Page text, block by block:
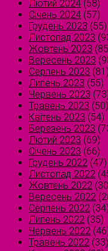
Лютий 2024 (58)
Січень 2024 (57)
Грудень 2023 (55)
Листопад 2023
Жовтень 2023
Вересень 2023
Серпень 2023 (81)
Липень 2023 (55)
Червень 2023
Травень 2023 (50)
Квітень 2023 (54)
Березень 2023
Лютий 2023 (69)
Січень 2023 (66)
Грудень 2022 (47)
Листопад 2022
Жовтень 2022
Вересень 2022
Серпень 2022 (34)
Липень 2022 (35)
Червень 2022
Травень 2022 (33)